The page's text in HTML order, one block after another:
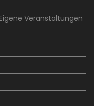
Veranstaltungen